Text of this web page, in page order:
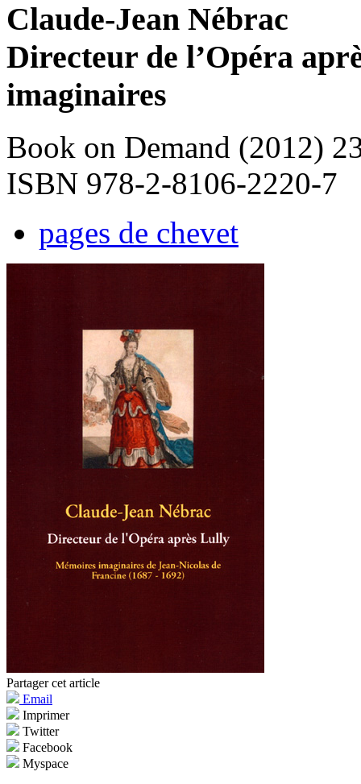
Claude-Jean Nébrac
Directeur de l’Opéra
imaginaires
Book on Demand (2012)
ISBN 978-2-8106-2220-7
pages de chevet
Partager cet article
Email
Imprimer
Twitter
Facebook
Myspace